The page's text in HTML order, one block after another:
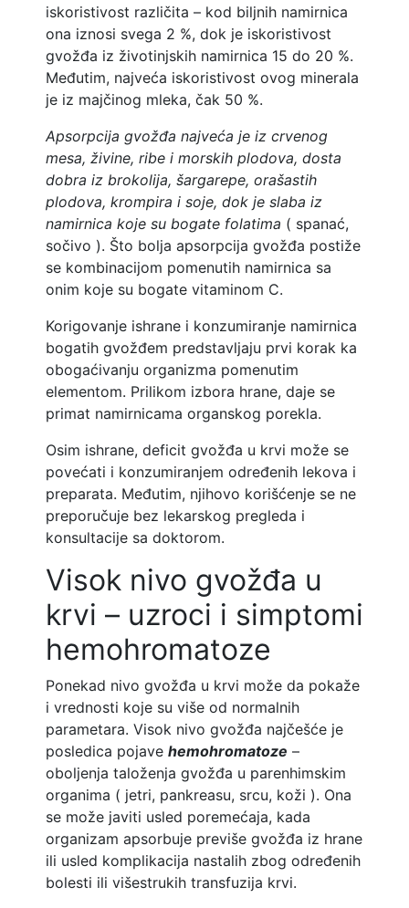
iskoristivost različita – kod biljnih namirnica
ona iznosi svega 2 %, dok je iskoristivost
gvožđa iz životinjskih namirnica 15 do 20 %.
Međutim, najveća iskoristivost ovog minerala
je iz majčinog mleka, čak 50 %.
Apsorpcija gvožđa najveća je iz crvenog
mesa, živine, ribe i morskih plodova, dosta
dobra iz brokolija, šargarepe, orašastih
plodova, krompira i soje, dok je slaba iz
namirnica koje su bogate folatima ( spanać,
sočivo ). Što bolja apsorpcija gvožđa postiže
se kombinacijom pomenutih namirnica sa
onim koje su bogate vitaminom C.
Korigovanje ishrane i konzumiranje namirnica
bogatih gvožđem predstavljaju prvi korak ka
obogaćivanju organizma pomenutim
elementom. Prilikom izbora hrane, daje se
primat namirnicama organskog porekla.
Osim ishrane, deficit gvožđa u krvi može se
povećati i konzumiranjem određenih lekova i
preparata. Međutim, njihovo korišćenje se ne
preporučuje bez lekarskog pregleda i
konsultacije sa doktorom.
Visok nivo gvožđa u
krvi – uzroci i simptomi
hemohromatoze
Ponekad nivo gvožđa u krvi može da pokaže
i vrednosti koje su više od normalnih
parametara. Visok nivo gvožđa najčešće je
posledica pojave hemohromatoze –
oboljenja taloženja gvožđa u parenhimskim
organima ( jetri, pankreasu, srcu, koži ). Ona
se može javiti usled poremećaja, kada
organizam apsorbuje previše gvožđa iz hrane
ili usled komplikacija nastalih zbog određenih
bolesti ili višestrukih transfuzija krvi.